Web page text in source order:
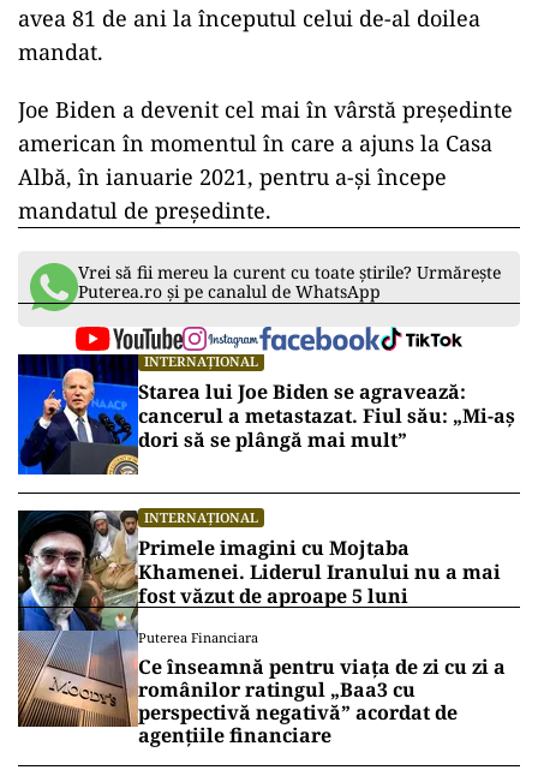
avea 81 de ani la începutul celui de-al doilea
mandat.
Joe Biden a devenit cel mai în vârstă președinte
american în momentul în care a ajuns la Casa
Albă, în ianuarie 2021, pentru a-și începe
mandatul de președinte.
Vrei să fii mereu la curent cu toate știrile? Urmărește
Puterea.ro și pe canalul de WhatsApp
INTERNAȚIONAL
Starea lui Joe Biden se agravează:
cancerul a metastazat. Fiul său: „Mi-aș
dori să se plângă mai mult”
INTERNAȚIONAL
Primele imagini cu Mojtaba
Khamenei. Liderul Iranului nu a mai
fost văzut de aproape 5 luni
Puterea Financiara
Ce înseamnă pentru viața de zi cu zi a
românilor ratingul „Baa3 cu
perspectivă negativă” acordat de
agențiile financiare